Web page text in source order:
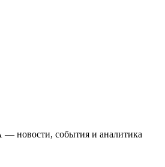
новости, события и аналитика